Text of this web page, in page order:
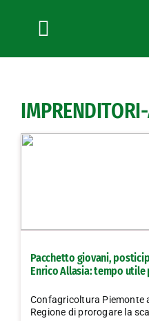
Toggle
Navigation
News
Bandi
Lavora con noi
Pacchetto giovani,
Enrico Allasia: tempo
Confagricoltura Piemonte
Regione di prorogare la